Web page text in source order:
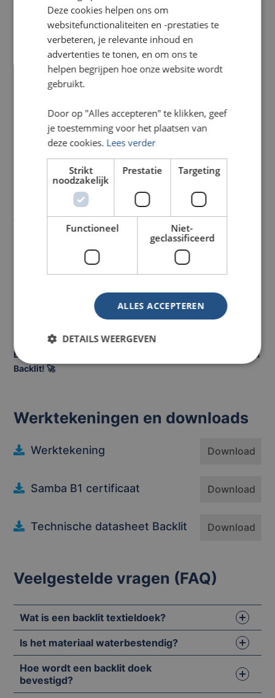
in beurshallen, showrooms en andere openbare ruimtes.
Samba Backlit is onderdeel van een uitgebreide collectie
displaymaterialen, speciaal ontworpen voor
evenementen en indoor reclame
uitstraling en veelzijdigheid is het de perfecte keuze voor
hoogwaardige visuele communicatie.
Conclusie: De ultieme keuze
voor verlichte displays
Samba Backlit is dé standaard voor verlichte frames en
lichtbakken dankzij zijn uitmuntende kleurweergave,
kreukvrije eigenschappen en vuilafstotende technologie. Of
je nu eenbeursstand, winkelpresentatie of
reclamecampagnehebt, dit doek biedt een duurzame en
kostenefficiënte oplossing met een ongeëvenaarde
blockoutdoeken, die elk geschikt zijn voor
diverse reclame- en presentatiedoeleinden.
Breng je visuals tot leven en laat je merk stralen met Samba
Backlit! 🚀
Werktekeningen en downloads
Werktekening Download
Samba B1 certificaat Download
Technische datasheet Backlit Download
Veelgestelde vragen (FAQ)
Wat is een backlit textieldoek?
Is het materiaal waterbestendig?
Hoe wordt een backlit doek
bevestigd?
Deze cookies helpen ons om
websitefunctionaliteiten en -prestaties te
verbeteren, je relevante inhoud en
advertenties te tonen, en om ons te
helpen begrijpen hoe onze website wordt
gebruikt.
Door op "Alles accepteren" te klikken, geef
je toestemming voor het plaatsen van
deze cookies. Lees verder
Strikt
noodzakelijk
Prestatie Targeting
Functioneel
Niet-
geclassificeerd
ALLES ACCEPTEREN
DETAILS WEERGEVEN